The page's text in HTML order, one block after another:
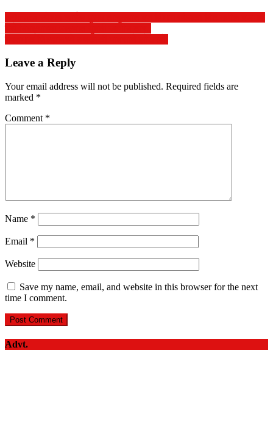
Leave a Reply
Your email address will not be published. Required fields are
marked *
Comment *
Name *
Email *
Website
Save my name, email, and website in this browser for the next
time I comment.
Advt.